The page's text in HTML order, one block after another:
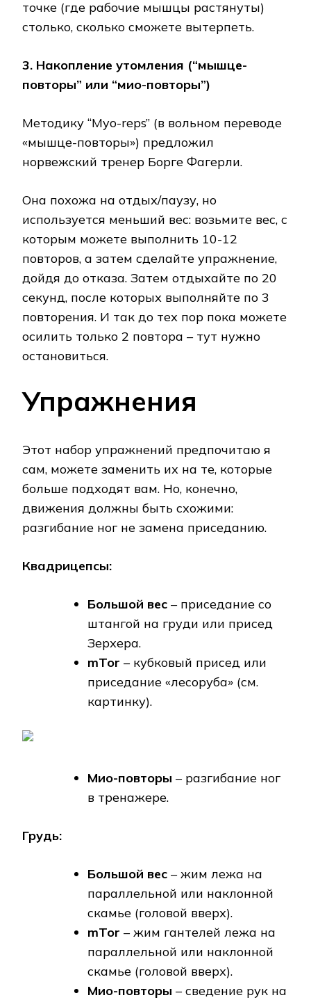
точке (где рабочие мышцы растянуты)
столько, сколько сможете вытерпеть.
3. Накопление утомления (“мышце-
повторы” или “мио-повторы”)
Методику “Myo-reps” (в вольном переводе
«мышце-повторы») предложил
норвежский тренер Борге Фагерли.
Она похожа на отдых/паузу, но
используется меньший вес: возьмите вес, с
которым можете выполнить 10-12
повторов, а затем сделайте упражнение,
дойдя до отказа. Затем отдыхайте по 20
секунд, после которых выполняйте по 3
повторения. И так до тех пор пока можете
осилить только 2 повтора – тут нужно
остановиться.
Упражнения
Этот набор упражнений предпочитаю я
сам, можете заменить их на те, которые
больше подходят вам. Но, конечно,
движения должны быть схожими:
разгибание ног не замена приседанию.
Квадрицепсы:
Большой вес – приседание со
штангой на груди или присед
Зерхера.
mTor – кубковый присед или
приседание «лесоруба» (см.
картинку).
Мио-повторы – разгибание ног
в тренажере.
Грудь:
Большой вес – жим лежа на
параллельной или наклонной
скамье (головой вверх).
mTor – жим гантелей лежа на
параллельной или наклонной
скамье (головой вверх).
Мио-повторы – сведение рук на